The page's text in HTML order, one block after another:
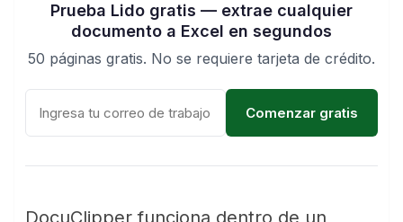
Prueba Lido gratis — extrae cualquier
documento a Excel en segundos
50 páginas gratis. No se requiere tarjeta de crédito.
Comenzar gratis
DocuClipper funciona dentro de un